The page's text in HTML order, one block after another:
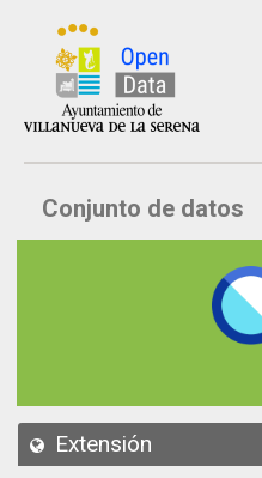
Inicio
Datos
API
Conjunto de datos
Extensión